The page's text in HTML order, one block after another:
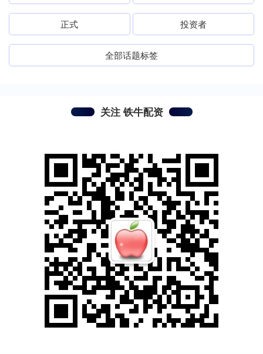
正式 投资者
全部话题标签
关注 铁牛配资